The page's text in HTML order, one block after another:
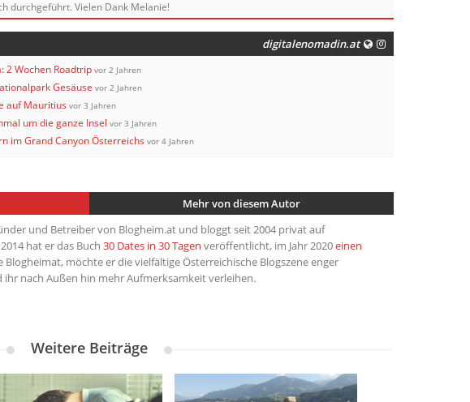
durchgeführt. Vielen Dank Melanie!
digitalenomadin.at
2 Wochen Roadtrip vor 2 Jahren
Gesäuse vor 2 Jahren
auf Mauritius vor 3 Jahren
um die ganze Insel vor 3 Jahren
im Grand Canyon Österreichs vor 4 Jahren
Mehr von diesem Autor
und Betreiber von Blogheim.at und bloggt seit 2004 privat auf
hat er das Buch 30 Dates in 30 Tagen veröffentlicht, im Jahr 2020einen
Blogheimat, möchte er die vielfältige Österreichische Blogszene enger
nach Außen hin mehr Aufmerksamkeit verleihen.
Weitere Beiträge